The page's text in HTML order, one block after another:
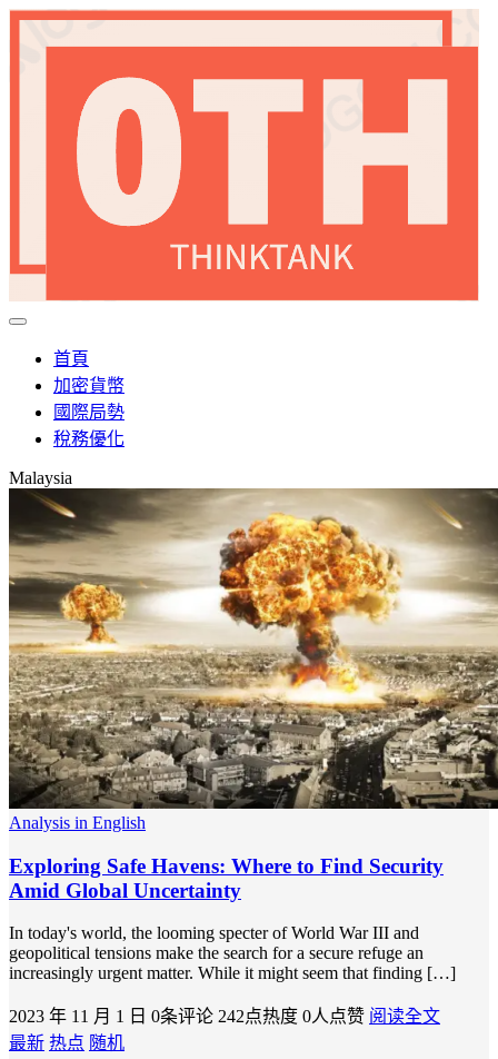
首頁
加密貨幣
國際局勢
稅務優化
Malaysia
Analysis in English
Exploring Safe Havens: Where to Find Security
Amid Global Uncertainty
In today's world, the looming specter of World War III and
geopolitical tensions make the search for a secure refuge an
increasingly urgent matter. While it might seem that finding […]
2023 年 11 月 1 日 0条评论 242点热度 0人点赞 阅读全文
最新 热点 随机